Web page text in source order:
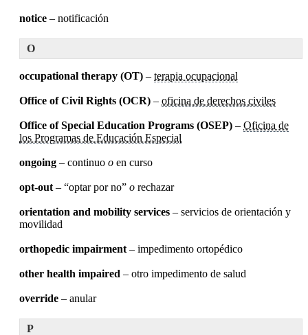
notice – notificación
O
occupational therapy (OT) – terapia ocupacional
Office of Civil Rights (OCR) – oficina de derechos civiles
Office of Special Education Programs (OSEP) – Oficina de
los Programas de Educación Especial
ongoing – continuo o en curso
opt-out – “optar por no” o rechazar
orientation and mobility services – servicios de orientación y
movilidad
orthopedic impairment – impedimento ortopédico
other health impaired – otro impedimento de salud
override – anular
P